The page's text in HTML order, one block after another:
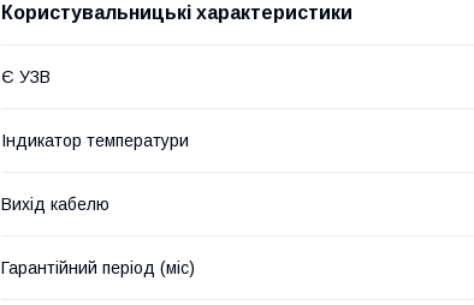
Користувальницькі характеристики
Є УЗВ
Індикатор температури
Вихід кабелю
Гарантійний період (міс)